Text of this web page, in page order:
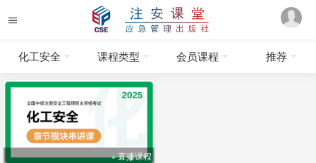
化工安全 课程类型 会员课程 推荐
直播课程